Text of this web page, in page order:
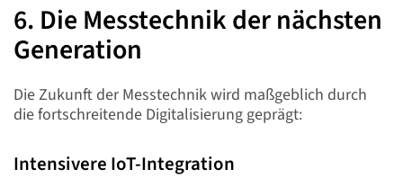
6. Die Messtechnik der nächsten
Generation
Die Zukunft der Messtechnik wird maßgeblich durch
die fortschreitende Digitalisierung geprägt:
Intensivere IoT-Integration